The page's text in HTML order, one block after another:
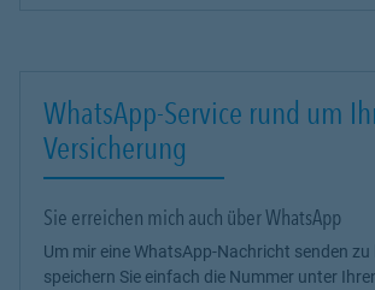
WhatsApp-Service rund um
Versicherung
Sie erreichen mich auch über WhatsApp
Um mir eine WhatsApp-Nachricht senden zu
speichern Sie einfach die Nummer unter